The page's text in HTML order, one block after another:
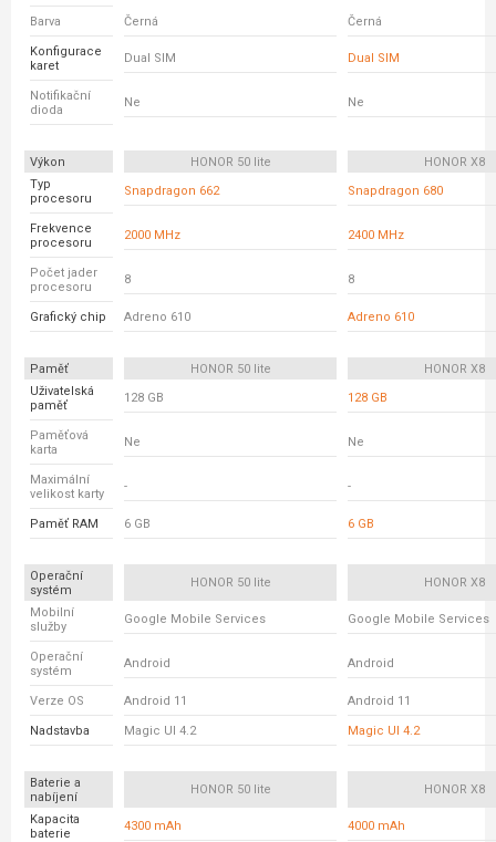
Barva Černá Černá
Konfigurace
karet
Dual SIM Dual SIM
Notifikační
dioda
Ne Ne
Výkon HONOR 50 lite
HONOR X8
Typ
procesoru
Snapdragon 662 Snapdragon 680
Frekvence
procesoru
2000 MHz 2400 MHz
Počet jader
procesoru
8 8
Grafický chip Adreno 610 Adreno 610
Paměť HONOR 50 lite
HONOR X8
Uživatelská
paměť
128 GB 128 GB
Paměťová
karta
Ne Ne
Maximální
velikost karty
- -
Paměť RAM 6 GB 6 GB
Operační
systém
HONOR 50 lite HONOR X8
Mobilní
služby
Google Mobile Services Google Mobile Services
Operační
systém
Android Android
Verze OS Android 11 Android 11
Nadstavba Magic UI 4.2 Magic UI 4.2
Baterie a
nabíjení
HONOR 50 lite HONOR X8
Kapacita
baterie
4300 mAh 4000 mAh